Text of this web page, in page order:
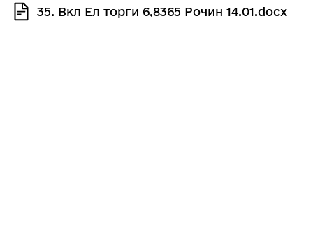
35. Вкл Ел торги 6,8365 Рочин 14.01.docx